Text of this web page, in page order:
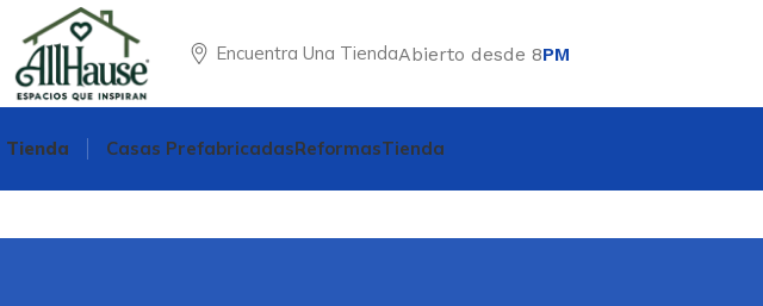
Encuentra Una TiendaAbierto desde 8PM
Tienda Casas PrefabricadasReformasTienda